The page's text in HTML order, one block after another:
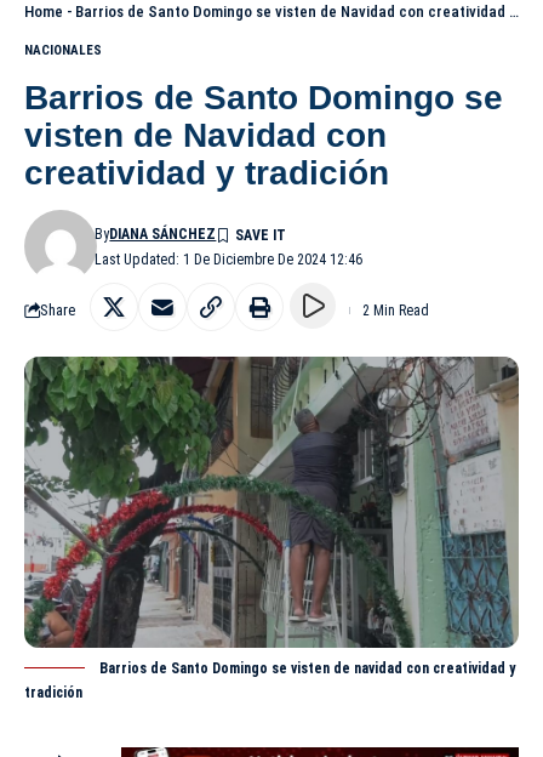
Home - Barrios de Santo Domingo se visten de Navidad con creatividad y tradición
NACIONALES
Barrios de Santo Domingo se
visten de Navidad con
creatividad y tradición
Last Updated: 1 De Diciembre De 2024 12:46
ByDIANA SÁNCHEZ
Share 2 Min Read
Barrios de Santo Domingo se visten de navidad con creatividad y
tradición